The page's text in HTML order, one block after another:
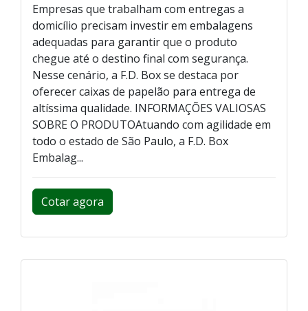
Empresas que trabalham com entregas a
domicílio precisam investir em embalagens
adequadas para garantir que o produto
chegue até o destino final com segurança.
Nesse cenário, a F.D. Box se destaca por
oferecer caixas de papelão para entrega de
altíssima qualidade. INFORMAÇÕES VALIOSAS
SOBRE O PRODUTOAtuando com agilidade em
todo o estado de São Paulo, a F.D. Box
Embalag...
Cotar agora